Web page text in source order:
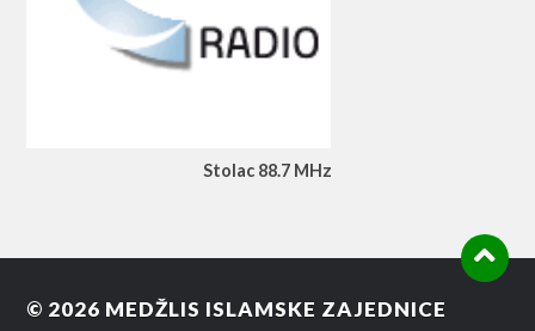
Stolac 88.7 MHz
© 2026 MEDŽLIS ISLAMSKE ZAJEDNICE